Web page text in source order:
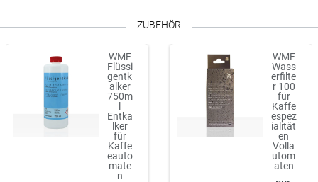
ZUBEHÖR
WMF
Flüssi
gentk
alker
750m
Entka
lker
für
Kaffe
eauto
mate
n
WMF
Wass
erfilte
r 100
für
Kaffe
espez
ialität
en
Volla
utom
aten